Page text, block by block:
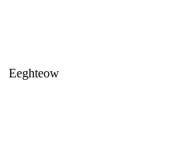
Eeghteow